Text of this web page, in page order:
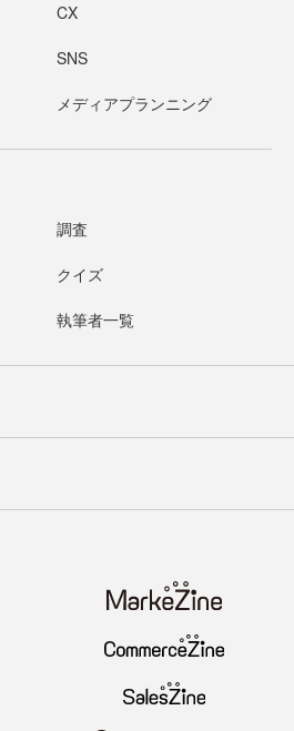
CX
SNS
メディアプランニング
調査
クイズ
執筆者一覧